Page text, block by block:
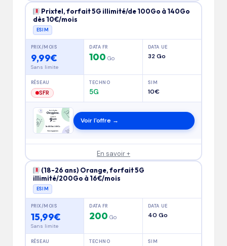
Prixtel, forfait 5G illimité/de 100Go à 140Go
dès 10€/mois
ESIM
PRIX/MOIS
9,99€
Sans limite
DATA FR
100 Go
DATA UE
32 Go
RÉSEAU
SFR
TECHNO
5G
SIM
10€
Voir l'offre →
En savoir +
(18-26 ans) Orange, forfait 5G
illimité/200Go à 16€/mois
ESIM
PRIX/MOIS
15,99€
Sans limite
DATA FR
200 Go
DATA UE
40 Go
RÉSEAU TECHNO SIM